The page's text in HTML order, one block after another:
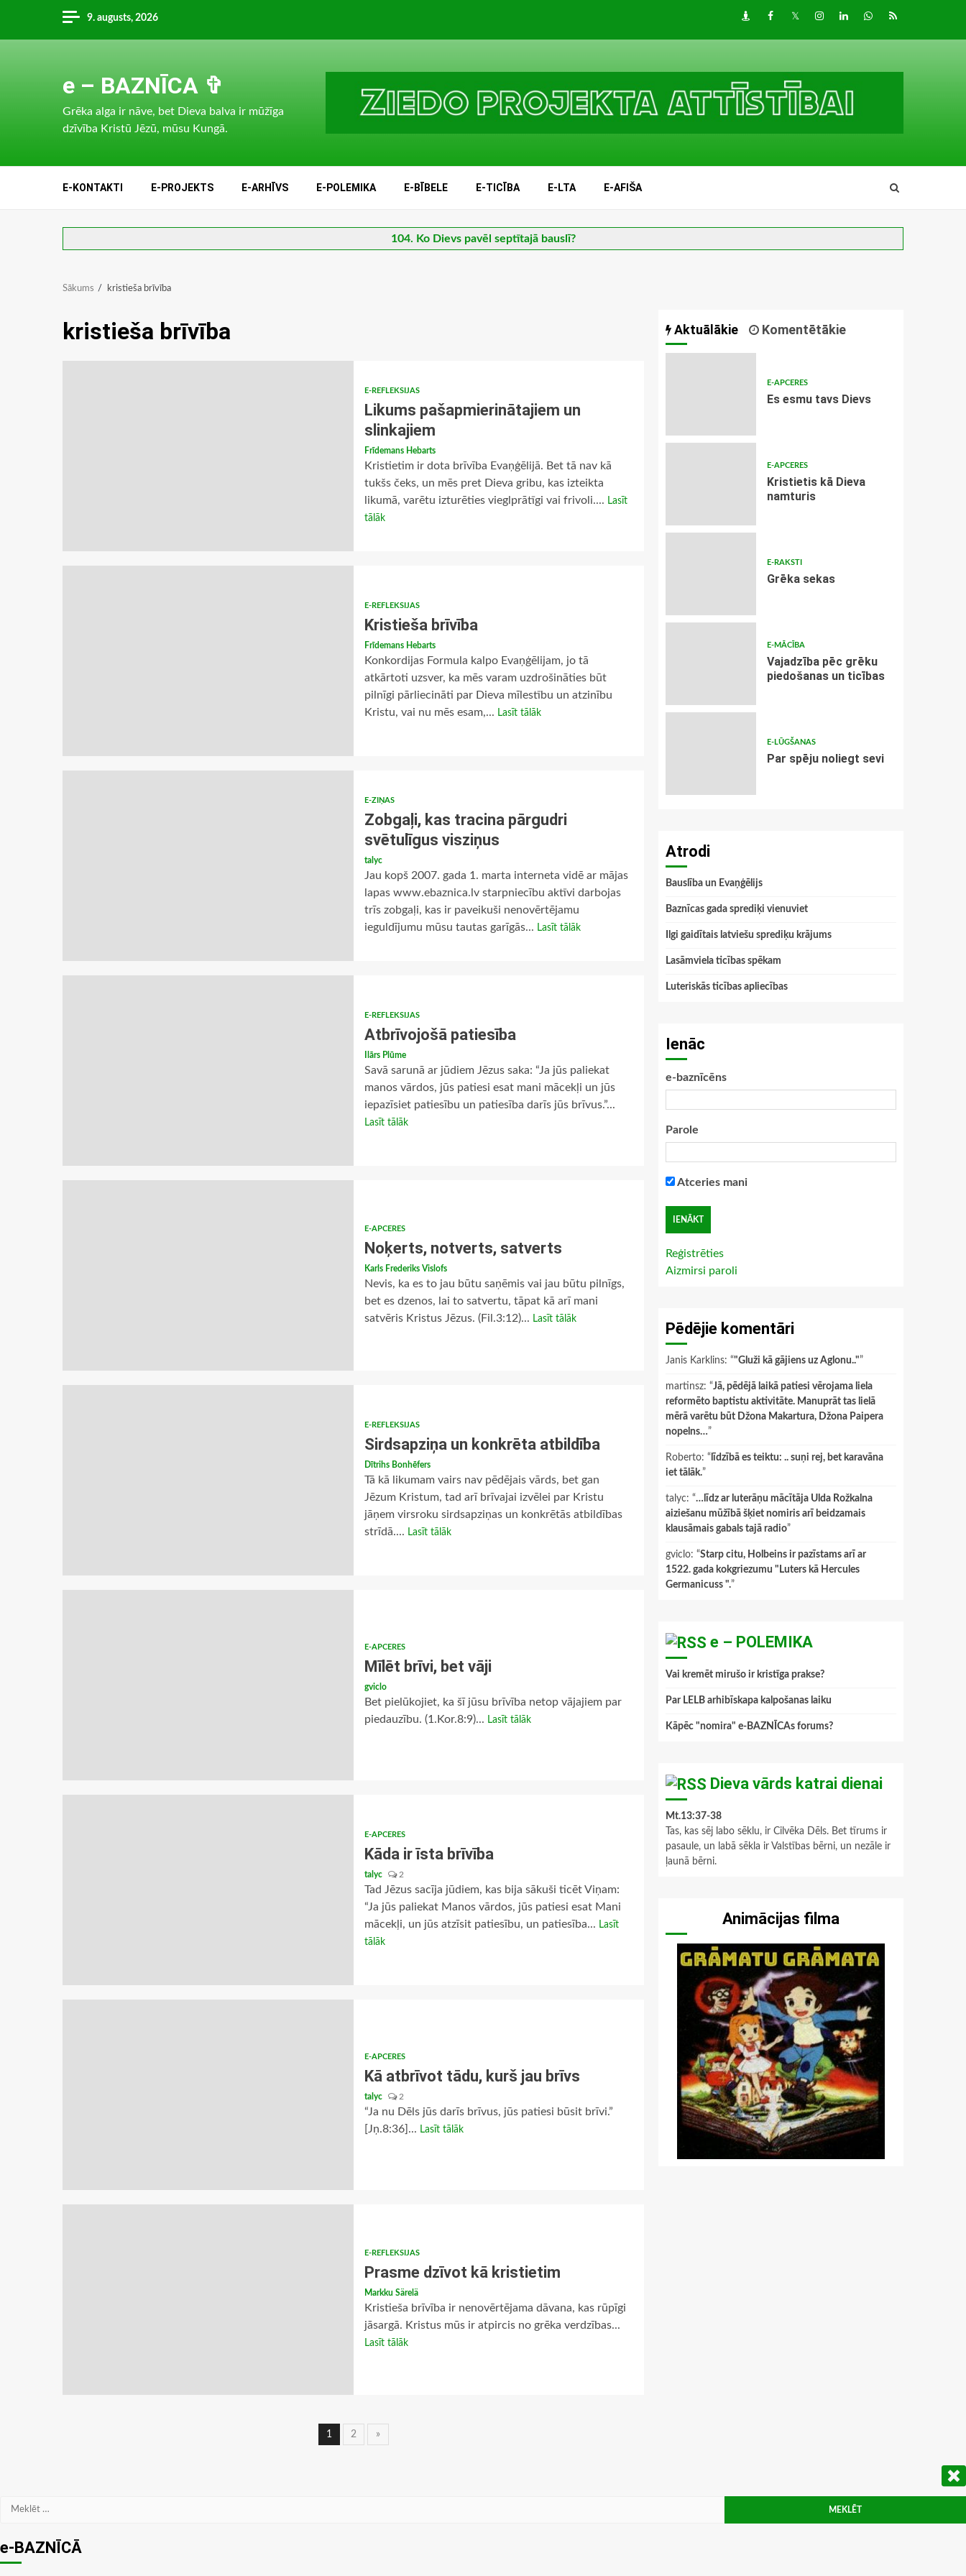
content
9. augusts, 2026 DraugiemFacebook
TwitterInstagram
LinkedInwhatsapp
RSS
e – BAZNĪCA ✞
Grēka alga ir nāve, bet Dieva balva ir mūžīga
dzīvība Kristū Jēzū, mūsu Kungā.
E-KONTAKTI E-PROJEKTS E-ARHĪVS E-POLEMIKA E-BĪBELE E-TICĪBA E-LTA E-AFIŠA
104. Ko Dievs pavēl septītajā bauslī?
Sākums kristieša brīvība
kristieša brīvība
E-REFLEKSIJAS
Likums pašapmierinātajiem un
slinkajiem
Frīdemans Hebarts
Kristietim ir dota brīvība Evaņģēlijā. Bet tā nav kā
tukšs čeks, un mēs pret Dieva gribu, kas izteikta
likumā, varētu izturēties vieglprātīgi vai frivoli.... Lasīt
tālāk
E-REFLEKSIJAS
Kristieša brīvība
Frīdemans Hebarts
Konkordijas Formula kalpo Evaņģēlijam, jo tā
atkārtoti uzsver, ka mēs varam uzdrošināties būt
pilnīgi pārliecināti par Dieva mīlestību un atzinību
Kristu, vai nu mēs esam,... Lasīt tālāk
E-ZIŅAS
Zobgaļi, kas tracina pārgudri
svētulīgus visziņus
talyc
Jau kopš 2007. gada 1. marta interneta vidē ar mājas
lapas www.ebaznica.lv starpniecību aktīvi darbojas
trīs zobgaļi, kas ir paveikuši nenovērtējamu
ieguldījumu mūsu tautas garīgās... Lasīt tālāk
E-REFLEKSIJAS
Atbrīvojošā patiesība
Ilārs Plūme
Savā sarunā ar jūdiem Jēzus saka: “Ja jūs paliekat
manos vārdos, jūs patiesi esat mani mācekļi un jūs
iepazīsiet patiesību un patiesība darīs jūs brīvus.”...
Lasīt tālāk
E-APCERES
Noķerts, notverts, satverts
Karls Frederiks Vislofs
Nevis, ka es to jau būtu saņēmis vai jau būtu pilnīgs,
bet es dzenos, lai to satvertu, tāpat kā arī mani
satvēris Kristus Jēzus. (Fil.3:12)... Lasīt tālāk
E-REFLEKSIJAS
Sirdsapziņa un konkrēta atbildība
Dītrihs Bonhēfers
Tā kā likumam vairs nav pēdējais vārds, bet gan
Jēzum Kristum, tad arī brīvajai izvēlei par Kristu
jāņem virsroku sirdsapziņas un konkrētās atbildības
strīdā.... Lasīt tālāk
E-APCERES
Mīlēt brīvi, bet vāji
gviclo
Bet pielūkojiet, ka šī jūsu brīvība netop vājajiem par
piedauzību. (1.Kor.8:9)... Lasīt tālāk
E-APCERES
Kāda ir īsta brīvība
talyc 2
Tad Jēzus sacīja jūdiem, kas bija sākuši ticēt Viņam:
“Ja jūs paliekat Manos vārdos, jūs patiesi esat Mani
mācekļi, un jūs atzīsit patiesību, un patiesība... Lasīt
tālāk
E-APCERES
Kā atbrīvot tādu, kurš jau brīvs
talyc 2
“Ja nu Dēls jūs darīs brīvus, jūs patiesi būsit brīvi.”
[Jņ.8:36]... Lasīt tālāk
E-REFLEKSIJAS
Prasme dzīvot kā kristietim
Markku Särelä
Kristieša brīvība ir nenovērtējama dāvana, kas rūpīgi
jāsargā. Kristus mūs ir atpircis no grēka verdzības...
Lasīt tālāk
Ziņu
1 2 »
Aktuālākie Komentētākie
E-APCERES
Es esmu tavs Dievs
E-APCERES
Kristietis kā Dieva
namturis
E-RAKSTI
Grēka sekas
E-MĀCĪBA
Vajadzība pēc grēku
piedošanas un ticības
E-LŪGŠANAS
Par spēju noliegt sevi
Atrodi
Bauslība un Evaņģēlijs
Baznīcas gada sprediķi vienuviet
Ilgi gaidītais latviešu sprediķu krājums
Lasāmviela ticības spēkam
Luteriskās ticības apliecības
Ienāc
e-baznīcēns
Parole
Atceries mani
Reģistrēties
Aizmirsi paroli
Pēdējie komentāri
Janis Karklins: “"Gluži kā gājiens uz Aglonu.."”
martinsz: “Jā, pēdējā laikā patiesi vērojama liela
reformēto baptistu aktivitāte. Manuprāt tas lielā
mērā varētu būt Džona Makartura, Džona Paipera
nopelns…”
Roberto: “ līdzībā es teiktu: .. suņi rej, bet karavāna
iet tālāk.”
talyc: “…līdz ar luterāņu mācītāja Ulda Rožkalna
aiziešanu mūžībā šķiet nomiris arī beidzamais
klausāmais gabals tajā radio”
gviclo: “Starp citu, Holbeins ir pazīstams arī ar
1522. gada kokgriezumu "Luters kā Hercules
Germanicuss ".”
e – POLEMIKA
Vai kremēt mirušo ir kristīga prakse?
Par LELB arhibīskapa kalpošanas laiku
Kāpēc "nomira" e-BAZNĪCAs forums?
Dieva vārds katrai dienai
Mt.13:37-38
Tas, kas sēj labo sēklu, ir Cilvēka Dēls. Bet tīrums ir
pasaule, un labā sēkla ir Valstības bērni, un nezāle ir
ļaunā bērni.
Animācijas filma
Meklēt:
e-BAZNĪCĀ